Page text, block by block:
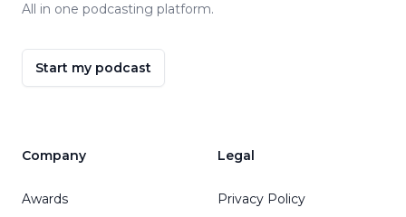
All in one podcasting platform.
Start my podcast
Company
Awards
Legal
Privacy Policy